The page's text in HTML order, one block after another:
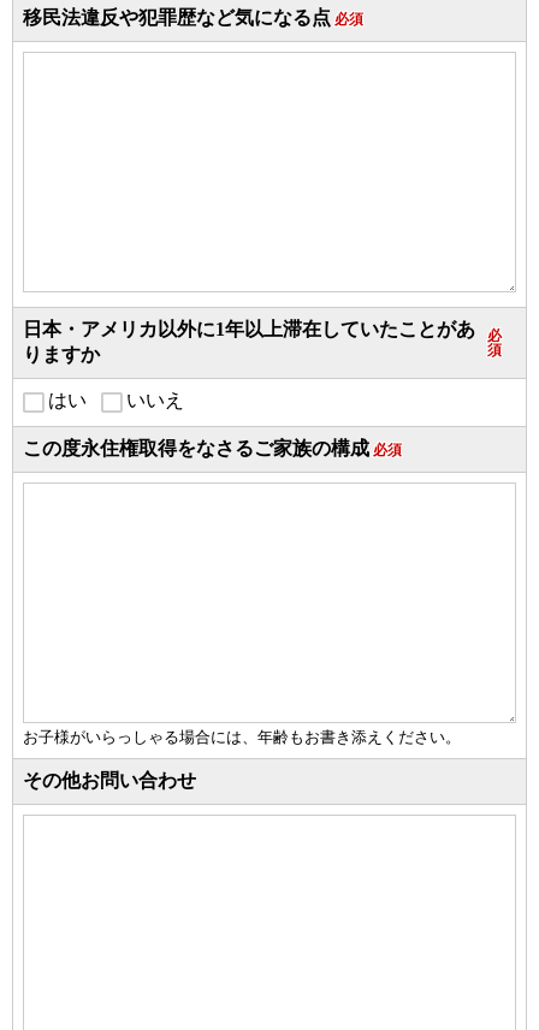
移民法違反や犯罪歴など気になる点 必須
日本・アメリカ以外に1年以上滞在していたことがあ
りますか
必
須
はい いいえ
この度永住権取得をなさるご家族の構成 必須
お子様がいらっしゃる場合には、年齢もお書き添えください。
その他お問い合わせ